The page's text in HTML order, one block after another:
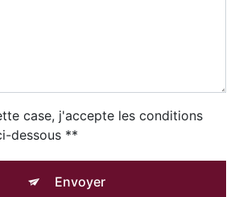
case, j'accepte les conditions
dessous **
Envoyer